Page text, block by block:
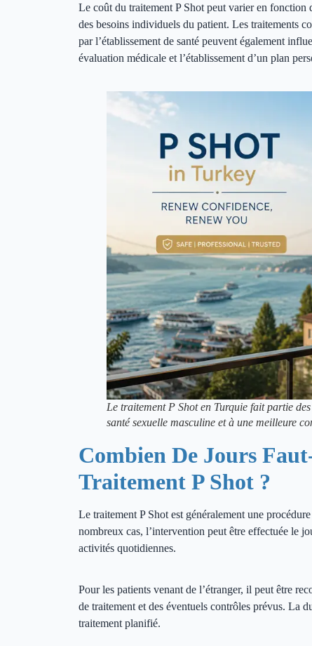
Le coût du traitement P Shot peut varier en fonction
des besoins individuels du patient. Les traitements
par l’établissement de santé peuvent également
évaluation médicale et l’établissement d’un plan
Le traitement P Shot en Turquie fait partie
santé sexuelle masculine et à une meilleure
Combien De Jours
Traitement P Shot ?
Le traitement P Shot est généralement une
nombreux cas, l’intervention peut être effectuée le
activités quotidiennes.
Pour les patients venant de l’étranger, il peut être
de traitement et des éventuels contrôles prévus. La
traitement planifié.